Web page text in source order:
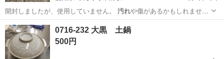
開封しましたが、使用していません。 汚れや傷があるかもしれませ
ん。 ノークレー…
愛知 常滑市 りんくう常滑駅 家電
0716-232 大黒 土鍋
500円